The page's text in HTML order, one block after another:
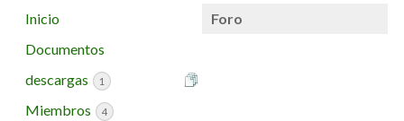
Inicio
Foro
Documentos
descargas
1
Miembros 4